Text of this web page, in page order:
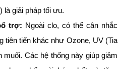
là giải pháp tối ưu.
trợ: Ngoài clo, có thể cân nhắc
tiên tiến khác như Ozone, UV (Tia
Các hệ thống này giúp giảm